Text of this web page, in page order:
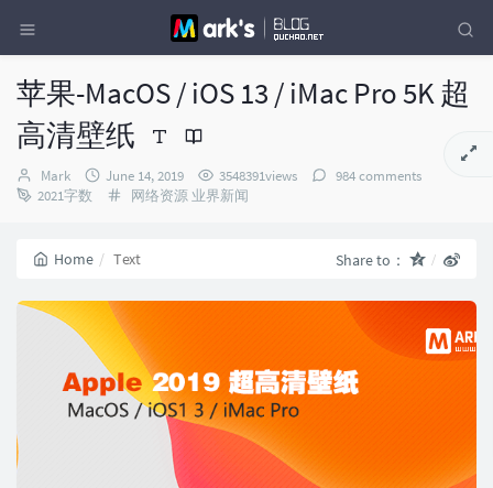
苹果-MacOS / iOS 13 / iMac Pro 5K 超
高清壁纸
Author：
Mark
发
布
June 14, 2019 3548391views
984 comments
2021字数
Categories：
网络资源 业界新闻
Home Text Share to：